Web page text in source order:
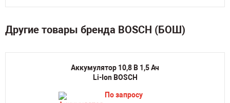
Другие товары бренда BOSCH (БОШ)
Аккумулятор 10,8 В 1,5 Ач
Li-Ion BOSCH
По запросу